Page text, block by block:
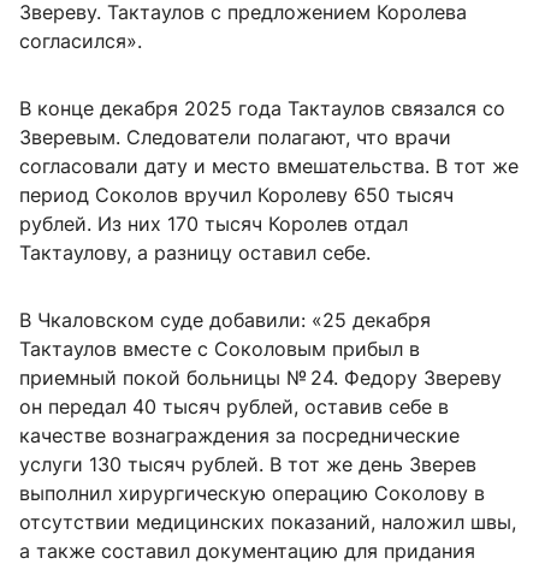
Звереву. Тактаулов с предложением Королева
согласился».
В конце декабря 2025 года Тактаулов связался со
Зверевым. Следователи полагают, что врачи
согласовали дату и место вмешательства. В тот же
период Соколов вручил Королеву 650 тысяч
рублей. Из них 170 тысяч Королев отдал
Тактаулову, а разницу оставил себе.
В Чкаловском суде добавили: «25 декабря
Тактаулов вместе с Соколовым прибыл в
приемный покой больницы № 24. Федору Звереву
он передал 40 тысяч рублей, оставив себе в
качестве вознаграждения за посреднические
услуги 130 тысяч рублей. В тот же день Зверев
выполнил хирургическую операцию Соколову в
отсутствии медицинских показаний, наложил швы,
а также составил документацию для придания